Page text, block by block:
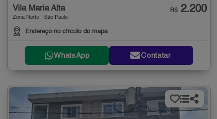
Vila Maria Alta
Zona Norte - São Paulo
Endereço no círculo do mapa
R$ 2.200
WhatsApp Contatar